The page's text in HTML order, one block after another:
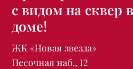
с видом на сквер
доме!
ЖК «Новая звезда»
Песочная наб., 12